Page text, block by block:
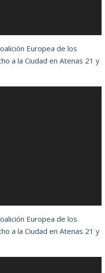
Europea de los
a la Ciudad en Atenas 21 y
Europea de los
a la Ciudad en Atenas 21 y